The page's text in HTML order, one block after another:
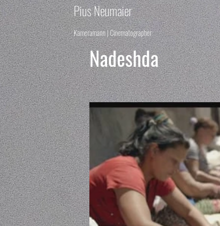
Kameramann | Cinematographer
Pius Neumaier
Nadeshda